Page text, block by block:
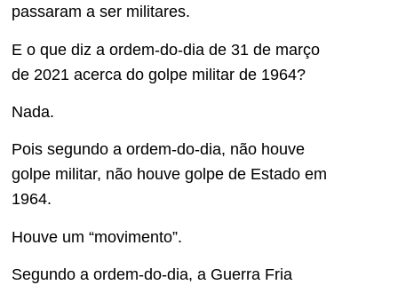
passaram a ser militares.
E o que diz a ordem-do-dia de 31 de março
de 2021 acerca do golpe militar de 1964?
Nada.
Pois segundo a ordem-do-dia, não houve
golpe militar, não houve golpe de Estado em
1964.
Houve um “movimento”.
Segundo a ordem-do-dia, a Guerra Fria